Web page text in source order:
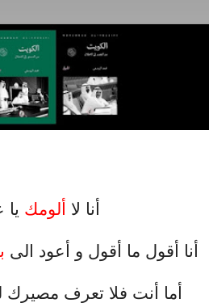
أنا لا ألومك
أنا أقول ما أقول و أعود الى
أما أنت فلا تعرف مصيرك